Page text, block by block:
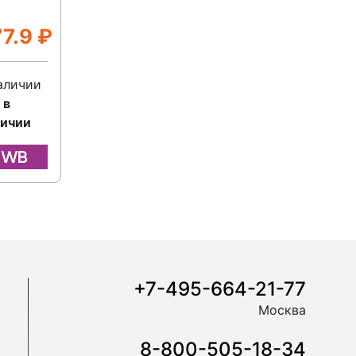
₽
в
+7-495-664-21-77
Москва
8-800-505-18-34